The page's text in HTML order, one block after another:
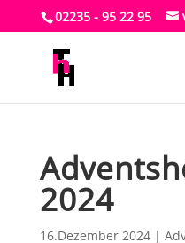
02235 - 95 22 95
2024
16.Dezember 2024|